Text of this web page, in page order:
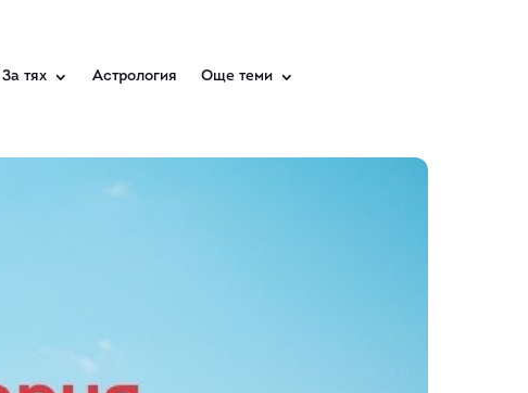
За тях Астрология Още теми